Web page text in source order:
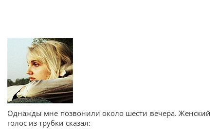
Однажды мне позвонили около шести вечера. Женский
голос из трубки сказал: